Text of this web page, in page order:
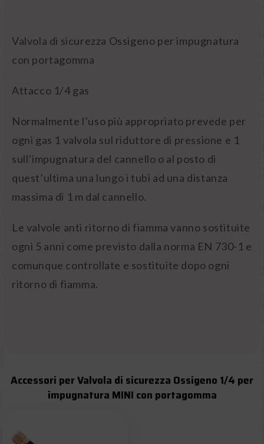
Valvola di sicurezza Ossigeno per impugnatura
con portagomma
Attacco 1/4 gas
Normalmente l’uso più appropriato prevede per
ogni gas 1 valvola sul riduttore di pressione e 1
sull’impugnatura del cannello o al posto di
quest’ultima una lungo i tubi ad una distanza
massima di 1 m dal cannello.
Le valvole anti ritorno di fiamma vanno sostituite
ogni 5 anni come previsto dalla norma EN 730-1 e
comunque controllate e sostituite dopo ogni
ritorno di fiamma.
Accessori per Valvola di sicurezza Ossigeno 1/4 per
impugnatura MINI con portagomma